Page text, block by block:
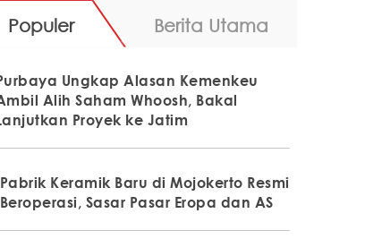
Populer Berita Utama
Ungkap Alasan Kemenkeu
Alih Saham Whoosh, Bakal
Proyek ke Jatim
Pabrik Keramik Baru di Mojokerto Resmi
Beroperasi, Sasar Pasar Eropa dan AS